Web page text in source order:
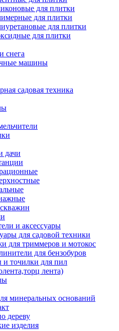
для плитки
для плитки
для плитки
для плитки
снега
машины
садовая техника
дачи
и аксессуары
для садовой техники
для триммеров и мотокос
для бензобуров
точилки для пил
лента)
минеральных оснований
дереву
изделия